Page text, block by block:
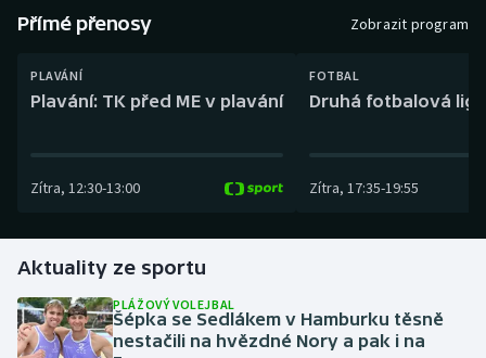
Box
Curling
Golf
Gymnastika
Přímé přenosy Zobrazit program
PLAVÁNÍ
Plavání: TK před ME v plavání
Zítra, 12:30-13:00
FOTBAL
Druhá fotbalová
Zítra, 17:35-19:55
Aktuality ze sportu
PLÁŽOVÝ VOLEJBAL
Šépka se Sedlákem v Hamburku těsně
nestačili na hvězdné Nory a pak i na